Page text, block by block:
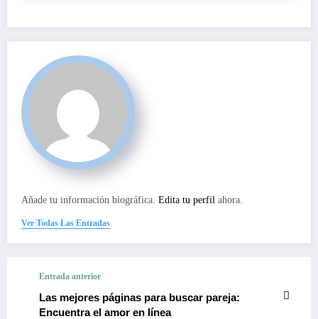
Añade tu información biográfica. Edita tu perfil ahora.
Ver Todas Las Entradas
Entrada anterior
Las mejores páginas para buscar pareja:
Encuentra el amor en línea